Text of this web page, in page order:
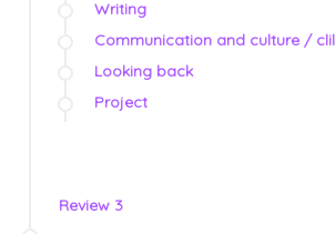
Writing
Communication and culture / clil
Looking back
Project
Review 3